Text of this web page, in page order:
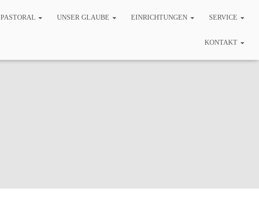
PASTORAL UNSER GLAUBE EINRICHTUNGEN SERVICE
KONTAKT